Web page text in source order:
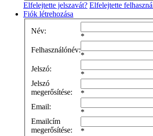
Elfelejtette jelszavát? Elfelejtette
Fiók létrehozása
Név:
*
Felhasználónév:
*
Jelszó:
*
Jelszó
megerősítése:
*
Email:
*
Emailcím
megerősítése:
*